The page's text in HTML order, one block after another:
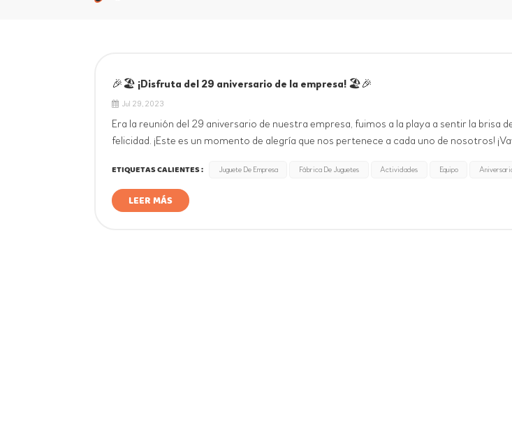
🎉🏖️ ¡Disfruta del 29 aniversario de la empresa! 🏖️🎉
Jul 29, 2023
Era la reunión del 29 aniversario de nuestra empresa, fuimos a la playa a sentir la brisa
felicidad. ¡Este es un momento de alegría que nos pertenece a cada uno de nosotros!
ETIQUETAS CALIENTES : Juguete De Empresa Fábrica De Juguetes Actividades Equipo
LEER MÁS